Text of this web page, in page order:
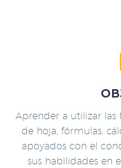
Aprender a utilizar las
de hoja, fórmulas,
apoyados con el
sus habilidades en